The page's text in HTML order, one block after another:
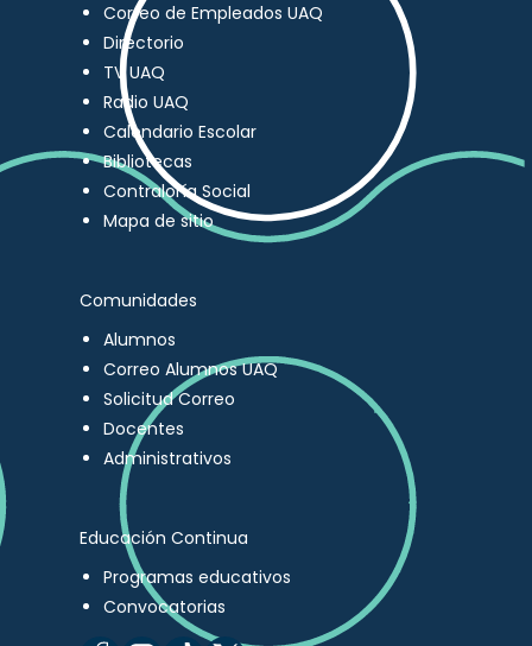
Correo de Empleados UAQ
Directorio
TV UAQ
Radio UAQ
Calendario Escolar
Bibliotecas
Contraloría Social
Mapa de sitio
Comunidades
Alumnos
Correo Alumnos UAQ
Solicitud Correo
Docentes
Administrativos
Educación Continua
Programas educativos
Convocatorias